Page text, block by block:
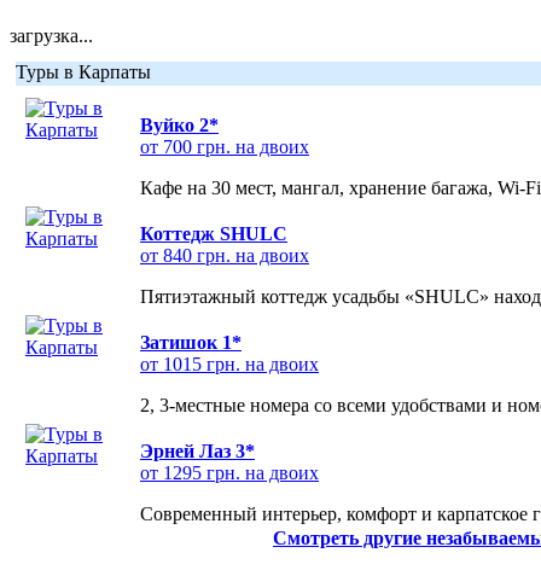
загрузка...
Туры в Карпаты
Вуйко 2*
от 700 грн. на двоих
Кафе на 30 мест, мангал, хранение багажа, Wi-
Коттедж SHULC
от 840 грн. на двоих
Пятиэтажный коттедж усадьбы «SHULC»
Затишок 1*
от 1015 грн. на двоих
2, 3-местные номера со всеми удобствами и
Эрней Лаз 3*
от 1295 грн. на двоих
Современный интерьер, комфорт и карпатское
Смотреть другие